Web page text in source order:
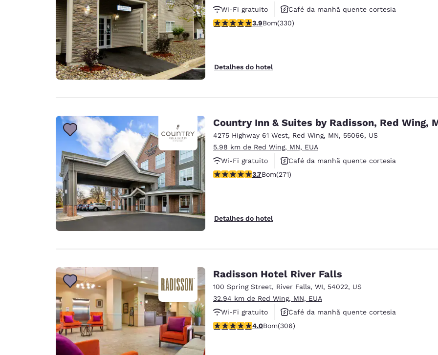
Wi-Fi gratuito
Café da manhã quente cortesia
Academia de ginástica
classificação 3.94 estrelas. Bom. 330 avaliações
3.9Bom(330)
Detalhes do hotel
Country Inn & Suites by Radisson, Red Wing,
4275 Highway 61 West, Red Wing, MN, 55066, US
5.98 km de Red Wing, MN, EUA
Wi-Fi gratuito
Café da manhã quente cortesia
Não fumante
classificação 3.69 estrelas. Bom. 271 avaliações
3.7Bom(271)
Detalhes do hotel
Radisson Hotel River Falls
100 Spring Street, River Falls, WI, 54022, US
32.94 km de Red Wing, MN, EUA
Wi-Fi gratuito
Café da manhã quente cortesia
Aceita animais de estimação
classificação 3.95 estrelas. Bom. 306 avaliações
4.0Bom(306)